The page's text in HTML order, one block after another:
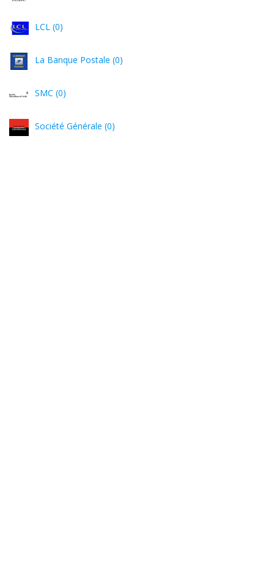
LCL (0)
La Banque Postale (0)
SMC (0)
Société Générale (0)